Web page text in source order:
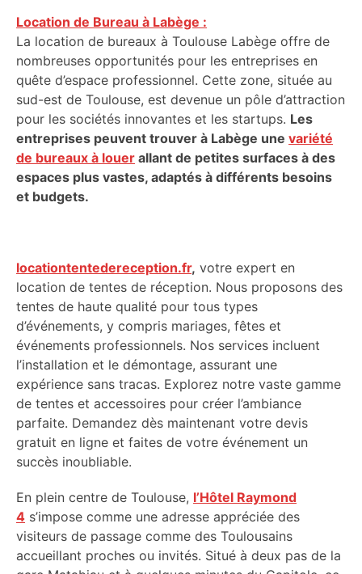
Location de Bureau à Labège :
La location de bureaux à Toulouse Labège offre de
nombreuses opportunités pour les entreprises en
quête d’espace professionnel. Cette zone, située au
sud-est de Toulouse, est devenue un pôle d’attraction
pour les sociétés innovantes et les startups. Les
entreprises peuvent trouver à Labège une variété
de bureaux à louer allant de petites surfaces à des
espaces plus vastes, adaptés à différents besoins
et budgets.
locationtentedereception.fr, votre expert en
location de tentes de réception. Nous proposons des
tentes de haute qualité pour tous types
d’événements, y compris mariages, fêtes et
événements professionnels. Nos services incluent
l’installation et le démontage, assurant une
expérience sans tracas. Explorez notre vaste gamme
de tentes et accessoires pour créer l’ambiance
parfaite. Demandez dès maintenant votre devis
gratuit en ligne et faites de votre événement un
succès inoubliable.
En plein centre de Toulouse, l’Hôtel Raymond
4 s’impose comme une adresse appréciée des
visiteurs de passage comme des Toulousains
accueillant proches ou invités. Situé à deux pas de la